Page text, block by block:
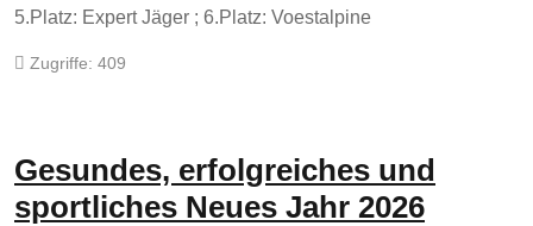
5.Platz: Expert Jäger ; 6.Platz: Voestalpine
Zugriffe: 409
Gesundes, erfolgreiches und
sportliches Neues Jahr 2026